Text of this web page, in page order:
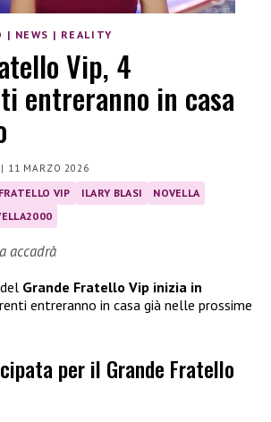
| NEWS | REALITY
Vip, 4
entreranno in casa
| 11 MARZO 2026
VIP ILARY BLASI
NOVELLA
accadrà
Grande Fratello Vip inizia in
entreranno in casa già nelle prossime
per il Grande Fratello